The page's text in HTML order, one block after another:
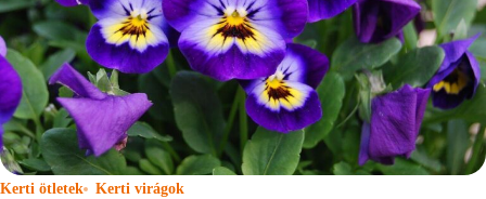
Kerti ötletek Kerti virágok